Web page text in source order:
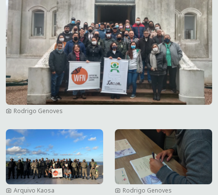
Rodrigo Genoves
Imagem
Arquivo Kaosa
Imagem
Rodrigo Genoves